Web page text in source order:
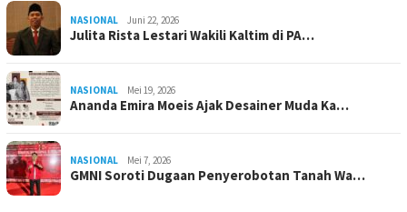
NASIONAL Juni 22, 2026
Julita Rista Lestari Wakili Kaltim di PA…
NASIONAL Mei 19, 2026
Ananda Emira Moeis Ajak Desainer Muda Ka…
NASIONAL Mei 7, 2026
GMNI Soroti Dugaan Penyerobotan Tanah Wa…